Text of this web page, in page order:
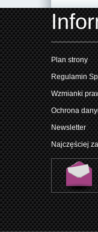
Plan strony
Regulamin
Wzmianki
Ochrona
Newsletter
Najczęściej